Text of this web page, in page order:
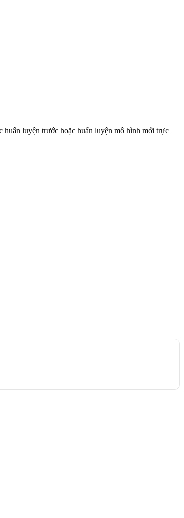
luyện trước hoặc huấn luyện mô hình mới trực